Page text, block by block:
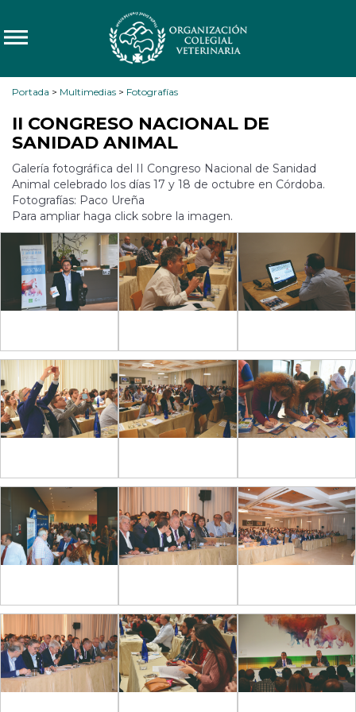
Portada > Multimedias > Fotografías
II CONGRESO NACIONAL DE
SANIDAD ANIMAL
Galería fotográfica del II Congreso Nacional de Sanidad
Animal celebrado los días 17 y 18 de octubre en Córdoba.
Fotografías: Paco Ureña
Para ampliar haga click sobre la imagen.